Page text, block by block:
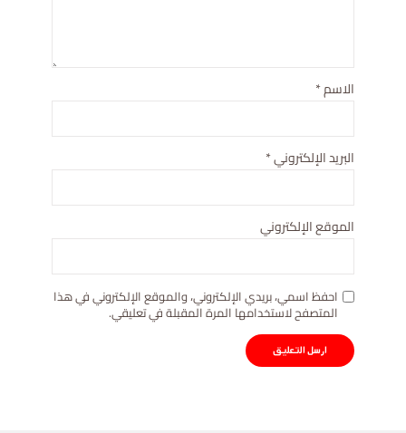
الاسم*
البريد الإلكتروني*
الموقع الإلكتروني
احفظ اسمي، بريدي الإلكتروني، والموقع الإلكتروني في هذا
المتصفح لاستخدامها المرة المقبلة في تعليقي.